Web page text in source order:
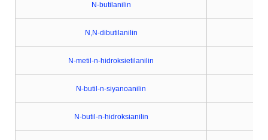
N-butilanilin
N,N-dibutilanilin
N-metil-n-hidroksietilanilin
N-butil-n-siyanoanilin
N-butil-n-hidroksianilin